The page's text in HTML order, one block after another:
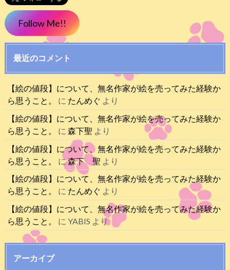
Follow Me!!
最近のコメント
【絵の値段】について、無名作家が絵を売ってみた経験か
ら思うこと。
に たんめぐ より
【絵の値段】について、無名作家が絵を売ってみた経験か
ら思うこと。
に 森下聖 より
【絵の値段】について、無名作家が絵を売ってみた経験か
ら思うこと。
に森下 聖 より
【絵の値段】について、無名作家が絵を売ってみた経験か
ら思うこと。
に たんめぐ より
【絵の値段】について、無名作家が絵を売ってみた経験か
ら思うこと。
に YABIS より
アーカイブ